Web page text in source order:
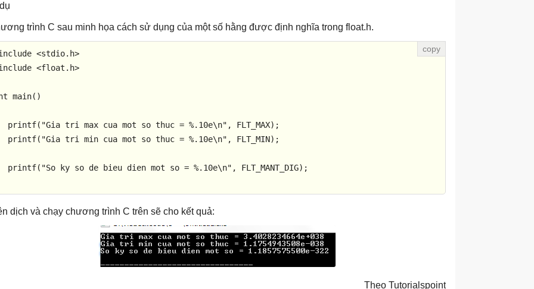
trình C sau minh họa cách sử dụng của một số hằng được định nghĩa trong float.h.
<stdio.h>
<float.h>
main()
printf( "Gia tri max cua mot so thuc = %.10e\n" , FLT_MAX);
printf( "Gia tri min cua mot so thuc = %.10e\n" , FLT_MIN);
printf( "So ky so de bieu dien mot so = %.10e\n" , FLT_MANT_DIG);
dịch và chạy chương trình C trên sẽ cho kết quả:
Theo Tutorialspoint